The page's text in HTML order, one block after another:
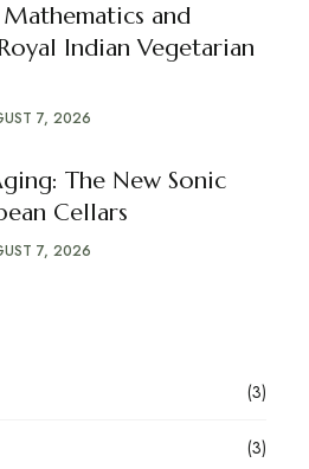
Mathematics and
Indian Vegetarian
7, 2026
The New Sonic
Cellars
7, 2026
(3)
(3)